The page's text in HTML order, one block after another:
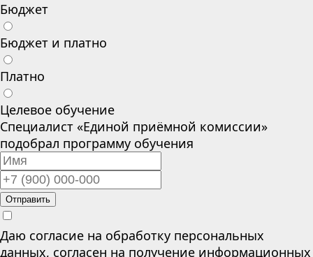
Бюджет
Бюджет и платно
Платно
Целевое обучение
Специалист «Единой приёмной комиссии»
подобрал программу обучения
Отправить
Даю согласие на обработку персональных
данных, согласен на получение информационных